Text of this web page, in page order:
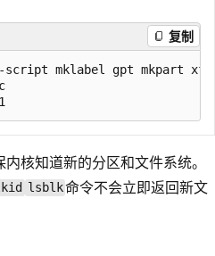
复制
mklabel gpt mkpart
核知道新的分区和文件系统。
lsblk命令不会立即返回新文